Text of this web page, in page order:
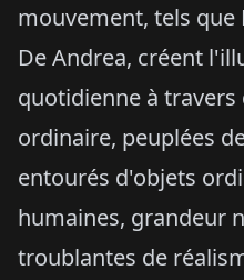
mouvement, tels que
De Andrea, créent
quotidienne à travers
ordinaire, peuplées
entourés d'objets
humaines, grandeur
troublantes de